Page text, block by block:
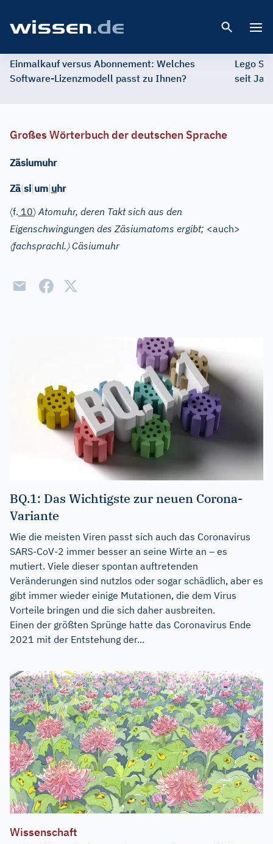
Einmalkauf versus Abonnement: Welches
Software-Lizenzmodell passt zu Ihnen?
Lego
seit
Großes Wörterbuch der deutschen Sprache
Zäsiumuhr
Zä|si|um|uhr
〈f. 10〉 Atomuhr, deren Takt sich aus den
Eigenschwingungen des Zäsiumatoms ergibt; <auch>
〈fachsprachl. 〉Cäsiumuhr
BQ.1: Das Wichtigste zur neuen Corona-
Variante
Wie die meisten Viren passt sich auch das Coronavirus
SARS-CoV-2 immer besser an seine Wirte an – es
mutiert. Viele dieser spontan auftretenden
Veränderungen sind nutzlos oder sogar schädlich, aber es
gibt immer wieder einige Mutationen, die dem Virus
Vorteile bringen und die sich daher ausbreiten.
Einen der größten Sprünge hatte das Coronavirus Ende
2021 mit der Entstehung der...
Wissenschaft